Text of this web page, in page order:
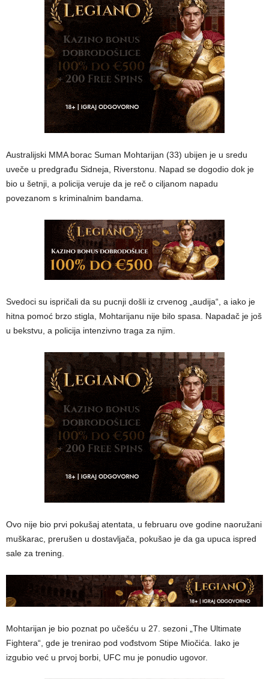
Australijski MMA borac Suman Mohtarijan (33) ubijen je u sredu
uveče u predgrađu Sidneja, Riverstonu. Napad se dogodio dok je
bio u šetnji, a policija veruje da je reč o ciljanom napadu
povezanom s kriminalnim bandama.
Svedoci su ispričali da su pucnji došli iz crvenog „audija“, a iako je
hitna pomoć brzo stigla, Mohtarijanu nije bilo spasa. Napadač je još
u bekstvu, a policija intenzivno traga za njim.
Ovo nije bio prvi pokušaj atentata, u februaru ove godine naoružani
muškarac, prerušen u dostavljača, pokušao je da ga upuca ispred
sale za trening.
Mohtarijan je bio poznat po učešću u 27. sezoni „The Ultimate
Fightera“, gde je trenirao pod vođstvom Stipe Miočića. Iako je
izgubio već u prvoj borbi, UFC mu je ponudio ugovor.